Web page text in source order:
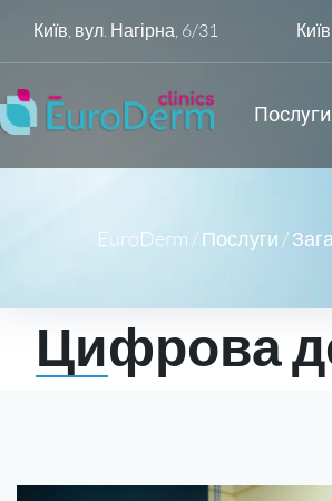
Київ, вул. Нагірна, 6/31
Послуги
EuroDerm /Послуги /
Цифрова